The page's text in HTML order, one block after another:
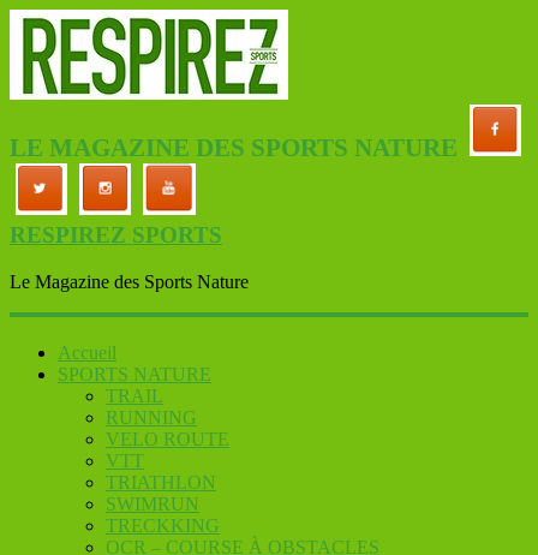
LE MAGAZINE DES SPORTS NATURE
RESPIREZ SPORTS
Le Magazine des Sports Nature
Accueil
SPORTS NATURE
TRAIL
RUNNING
VELO ROUTE
VTT
TRIATHLON
SWIMRUN
TRECKKING
OCR – COURSE À OBSTACLES